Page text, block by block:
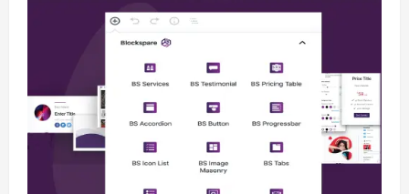
Berita
Situasi Nasional Aman, Publik Diminta
Waspadai Provokasi Jelang HUT RI